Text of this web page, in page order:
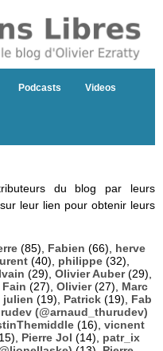
Podcasts Videos
du blog par leurs
leur lien pour obtenir leurs
(85), Fabien (66), herve
(40), philippe (32),
(29), Olivier Auber(29),
Fain (27), Olivier(27), Marc
julien (19), Patrick (19), Fab
(@arnaud_thurudev)
(16), vicnent
Pierre Jol (14), patr_ix